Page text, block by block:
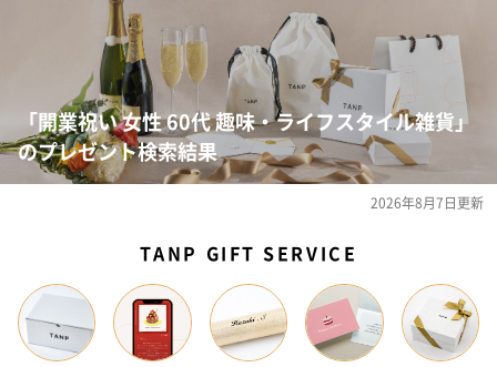
「開業祝い 女性 60代 趣味・ライフスタイル雑貨」
のプレゼント検索結果
2026年8月7日更新
TANP GIFT SERVICE